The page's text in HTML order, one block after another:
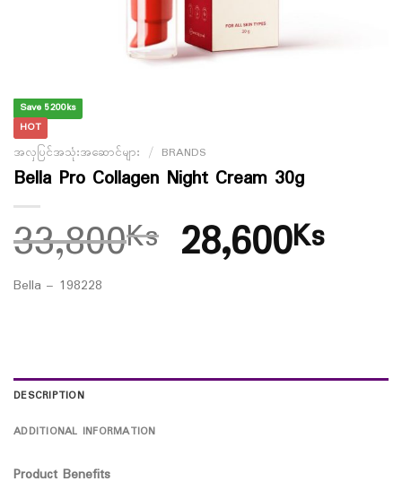
Save 5200ks
HOT
အလှပြင်အသုံးအဆောင်များ / BRANDS
Bella Pro Collagen Night Cream 30g
33,800Ks 28,600Ks
Bella – 198228
DESCRIPTION
ADDITIONAL INFORMATION
Product Benefits